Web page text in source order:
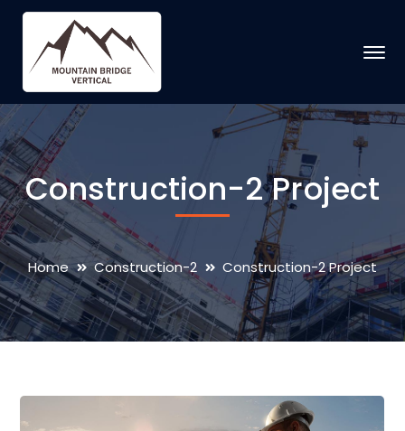
Construction-2 Project
Home Construction-2 Construction-2 Project